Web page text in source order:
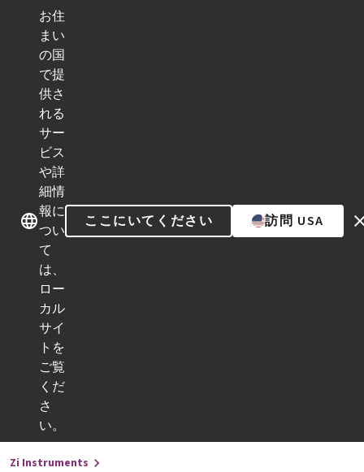
お住
まい
の国
で提
供さ
れる
サー
ビス
や詳
細情
報に
つい
て
は、
ロー
カル
サイ
トを
ご覧
くだ
さ
い。
ここにいてください 訪問 USA
カテゴリー
インプラントライン
補綴補助ツール
インスツルメント＆アクセサリー
Neodent Techniques
Educational Platforms
Kits
戻る
インプラントライン
-
Zi Instruments